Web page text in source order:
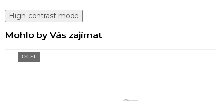
High-contrast mode
Mohlo by Vás zajímat
OCEL